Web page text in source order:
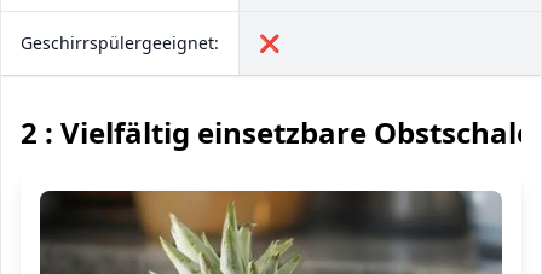
Geschirrspülergeeignet: ❌
2 : Vielfältig einsetzbare Obstschale